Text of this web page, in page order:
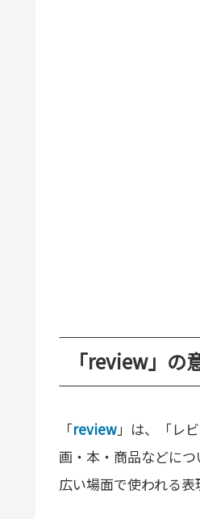
「review」の
「review」は、「レ
画・本・商品などに
広い場面で使われる表